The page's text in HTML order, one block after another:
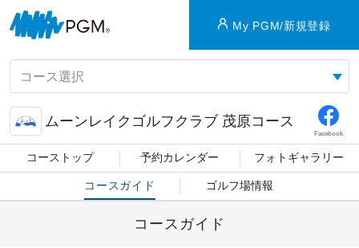
My PGM/新規登録
ムーンレイクゴルフクラブ 茂原コース
Facebook
コーストップ 予約カレンダー フォトギャラリー
コースガイド ゴルフ場情報
コースガイド